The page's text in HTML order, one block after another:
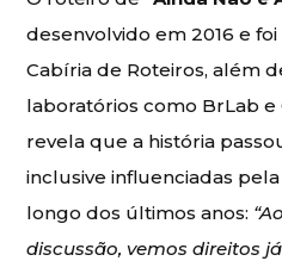
desenvolvido em 2016 e
Cabíria de Roteiros, além
laboratórios como BrLab e
revela que a história
inclusive influenciadas
longo dos últimos anos:
discussão, vemos direitos